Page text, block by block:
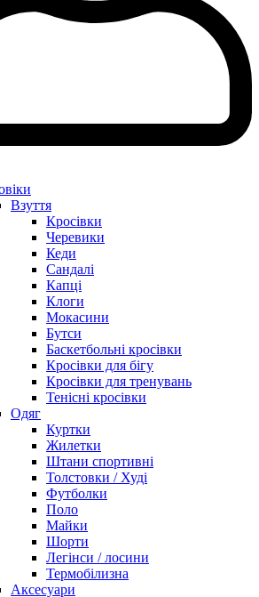
Взуття
Кросівки
Черевики
Кеди
Сандалі
Капці
Клоги
Мокасини
Бутси
Баскетбольні кросівки
Кросівки для бігу
Кросівки для тренувань
Тенісні кросівки
Одяг
Куртки
Жилетки
Штани спортивні
Толстовки / Худі
Футболки
Поло
Майки
Шорти
Легінси / лосини
Термобілизна
Аксесуари